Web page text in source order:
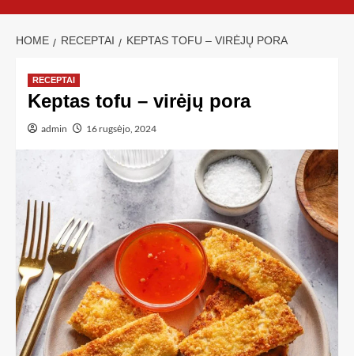
HOME RECEPTAI KEPTAS TOFU – VIRĖJŲ PORA
RECEPTAI
Keptas tofu – virėjų pora
admin 16 rugsėjo, 2024